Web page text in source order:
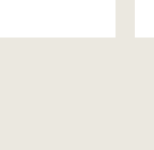
モータースジャ